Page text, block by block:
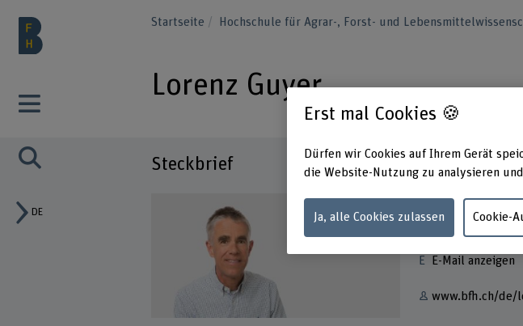
DE
Startseite Hochschule für Agrar-, Forst- und
Lorenz Guyer
Steckbrief
+41 34 426 41
E-Mail anzeigen
www.bfh.ch/de/
Erst mal Cookies 🍪
Dürfen wir Cookies auf Ihrem Gerät
die Website-Nutzung zu analysieren
Ja, alle Cookies zulassen Cookie-